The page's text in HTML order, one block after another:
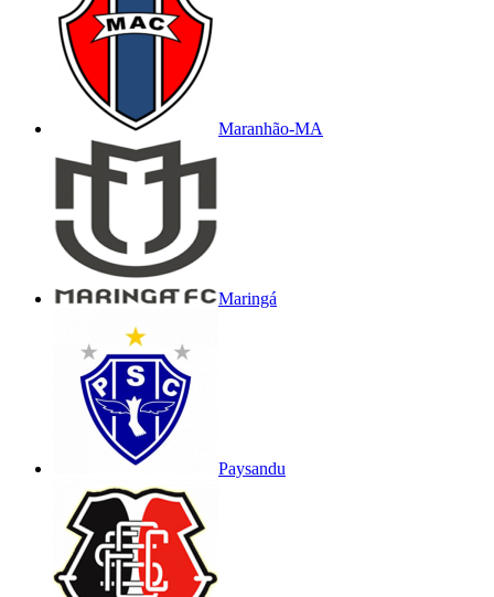
Maranhão-MA
Maringá
Paysandu